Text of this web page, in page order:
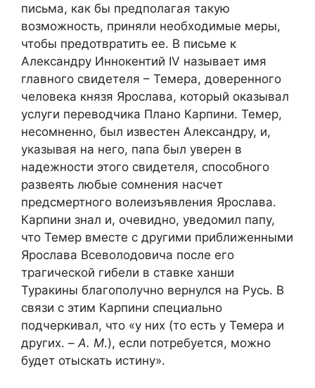
письма, как бы предполагая такую
возможность, приняли необходимые меры,
чтобы предотвратить ее. В письме к
Александру Иннокентий IV называет имя
главного свидетеля – Темера, доверенного
человека князя Ярослава, который оказывал
услуги переводчика Плано Карпини. Темер,
несомненно, был известен Александру, и,
указывая на него, папа был уверен в
надежности этого свидетеля, способного
развеять любые сомнения насчет
предсмертного волеизъявления Ярослава.
Карпини знал и, очевидно, уведомил папу,
что Темер вместе с другими приближенными
Ярослава Всеволодовича после его
трагической гибели в ставке ханши
Туракины благополучно вернулся на Русь. В
связи с этим Карпини специально
подчеркивал, что «у них (то есть у Темера и
других. – А. М.), если потребуется, можно
будет отыскать истину».